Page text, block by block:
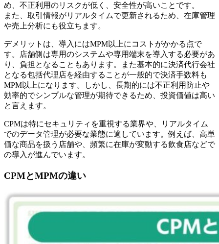
め、不正利用のリスクが低く、安全性が高いことです。
また、取引情報がリアルタイムで更新されるため、在庫管理
や売上分析にも役立ちます。
デメリットは、導入にはMPM以上にコストがかかる点で
す。店舗側は専用のシステムや専用端末を導入する必要があ
り、負担となることもあります。また基本的に決済代行会社
となる包括代理店を経由することが一般的で決済手数料も
MPM以上になります。しかし、長期的には不正利用防止や
効率的でシンプルな管理が期待できるため、投資価値は高い
と言えます。
CPMは特にセキュリティを重視する業界や、リアルタイム
でのデータ管理が必要な業態に適しています。例えば、高単
価な商品を扱う店舗や、頻繁に在庫が変動する飲食店などで
の導入が進んでいます。
CPMとMPMの違い